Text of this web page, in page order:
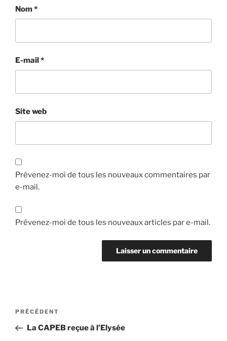
Nom*
E-mail*
Site web
Prévenez-moi de tous les nouveaux commentaires par
e-mail.
Prévenez-moi de tous les nouveaux articles par e-mail.
Navigation
l’article
Article
précédent
PRÉCÉDENT
La CAPEB reçue à l’Elysée